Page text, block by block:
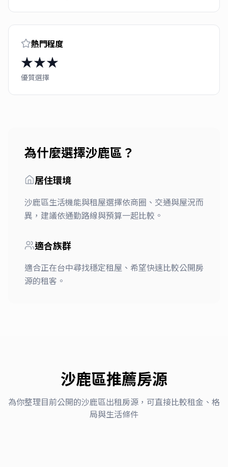
熱門程度
★★★
優質選擇
為什麼選擇沙鹿區 ？
居住環境
沙鹿區生活機能與租屋選擇依商圈、交通與屋況而
異，建議依通勤路線與預算一起比較。
適合族群
適合正在台中尋找穩定租屋、希望快速比較公開房
源的租客。
沙鹿區推薦房源
為你整理目前公開的沙鹿區出租房源，可直接比較租金、格
局與生活條件